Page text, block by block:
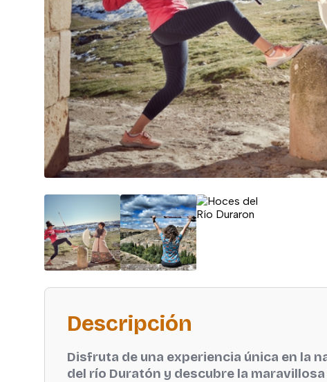
Descripción
Disfruta de una experiencia única en la
del río Duratón y descubre la